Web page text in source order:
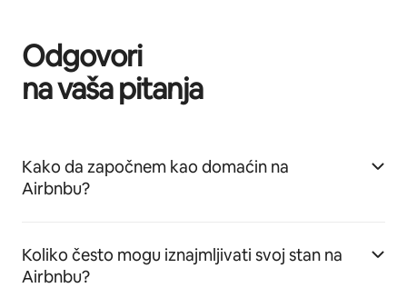
Odgovori
na vaša pitanja
Kako da započnem kao domaćin na
Airbnbu?
Koliko često mogu iznajmljivati svoj stan na
Airbnbu?